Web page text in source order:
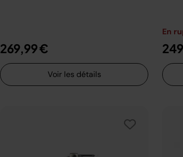
269,99 €
Voir les détails
En